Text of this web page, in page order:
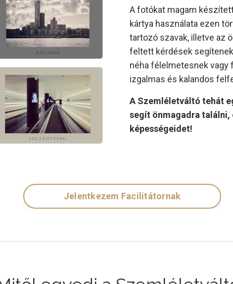
A fotókat magam
kártya használata ezen
tartozó szavak, illetve az
feltett kérdések
néha félelmetesnek vagy
izgalmas és kalandos
A Szemléletváltó tehát
segít önmagadra
képességeidet!
Jelentkezem Facilitátornak